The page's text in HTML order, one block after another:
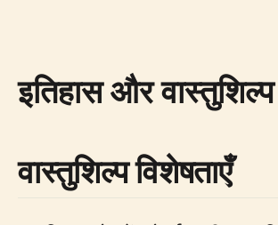
इतिहास और
वास्तुशिल्प विशेषताएँ